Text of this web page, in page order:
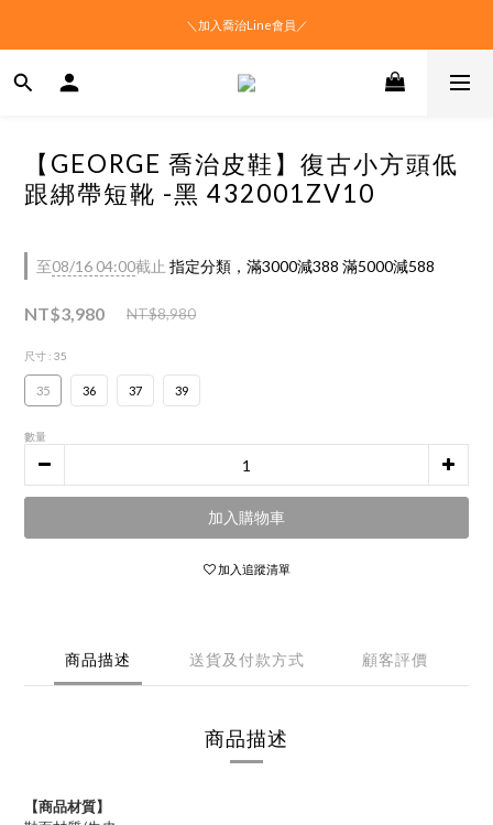
＼加入喬治Line會員／
【GEORGE 喬治皮鞋】復古小方頭低
跟綁帶短靴 -黑 432001ZV10
至08/16 04:00截止 指定分類，滿3000減388 滿5000減588
NT$3,980 NT$8,980
尺寸 : 35
35 36 37 39
數量
加入購物車
加入追蹤清單
商品描述 送貨及付款方式 顧客評價
商品描述
【商品材質】